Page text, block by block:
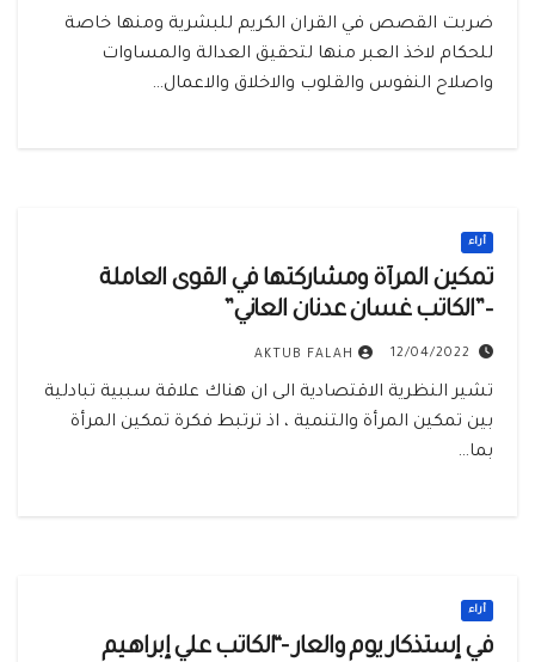
ضربت القصص في القران الكريم للبشرية ومنها خاصة
للحكام لاخذ العبر منها لتحقيق العدالة والمساوات
واصلاح النفوس والقلوب والاخلاق والاعمال…
تمكين المرأة ومشاركتها في القوى العاملة
–”الكاتب غسان عدنان العاني”
12/04/2022
AKTUB FALAH
تشير النظرية الاقتصادية الى ان هناك علاقة سببية تبادلية
بين تمكين المرأة والتنمية ، اذ ترتبط فكرة تمكين المرأة
في إستذكار يوم والعار -“الكاتب علي إبراهـيم